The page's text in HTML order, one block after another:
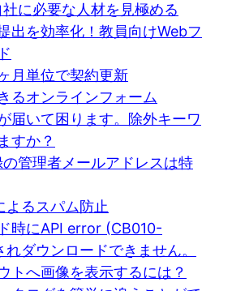
に必要な人材を見極める
出を効率化！教員向けWebフ
月単位で契約更新
るオンラインフォーム
届いて困ります。除外キーワ
すか？
管理者メールアドレスは特
よるスパム防止
時にAPI error (CB010-
ダウンロードできません。
トへ画像を表示するには？